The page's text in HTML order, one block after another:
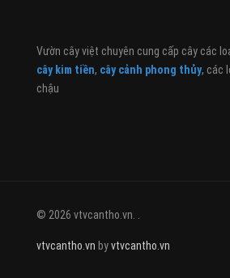
Vườn cây việt chuyên cung cấp cây các
cây kim tiền, cây cảnh phong thủy, các
chậu
© 2026 vtvcantho.vn. .
vtvcantho.vn byvtvcantho.vn